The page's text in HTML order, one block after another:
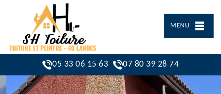
MENU
05 33 06 15 63 07 80 39 28 74